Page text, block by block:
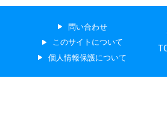
問い合わせ
このサイトについて
個人情報保護について